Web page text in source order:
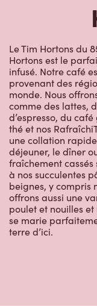
Le Tim Hortons du
Hortons est le
infusé. Notre café
provenant des
monde. Nous
comme des lattes,
d’espresso, du
thé et nos
une collation
déjeuner, le dîner
fraîchement cassés
à nos succulentes
beignes, y compris
offrons aussi une
poulet et nouilles et
se marie
terre d’ici.